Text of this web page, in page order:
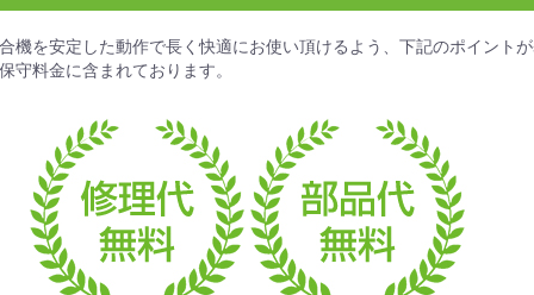
機を安定した動作で長く快適にお使い頂けるよう、下記のポイントが
守料金に含まれております。